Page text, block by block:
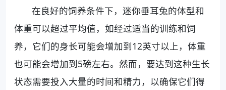
在良好的饲养条件下，迷你垂耳兔的体型和
体重可以超过平均值，如经过适当的训练和饲
养，它们的身长可能会增加到12英寸以上，体重
也可能会增加到5磅左右。然而，要达到这种生长
状态需要投入大量的时间和精力，以确保它们得